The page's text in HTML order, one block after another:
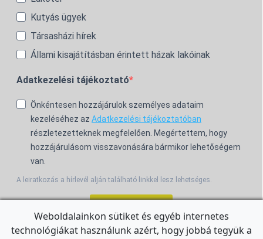
Kutyás ügyek
Társasházi hírek
Állami kisajátításban érintett házak lakóinak
Adatkezelési tájékoztató
Önkéntesen hozzájárulok személyes adataim
kezeléséhez az Adatkezelési tájékoztatóban
részletezetteknek megfelelően. Megértettem, hogy
hozzájárulásom visszavonására bármikor lehetőségem
van.
A leiratkozás a hírlevél alján található linkkel lesz lehetséges.
Weboldalainkon sütiket és egyéb internetes
technológiákat használunk azért, hogy jobbá tegyük a